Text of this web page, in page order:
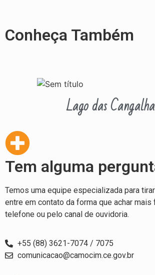
Conheça Também
Lago das
Tem alguma
Temos uma equipe especializada para
entre em contato da forma que achar mais
telefone ou pelo canal de ouvidoria.
+55 (88) 3621-7074 / 7075
comunicacao@camocim.ce.gov.br